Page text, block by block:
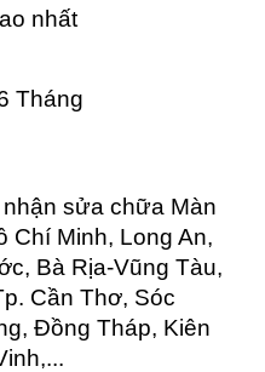
nhất
Tháng
sửa chữa Màn
Chí Minh, Long An,
Bà Rịa-Vũng Tàu,
Cần Thơ, Sóc
Đồng Tháp, Kiên